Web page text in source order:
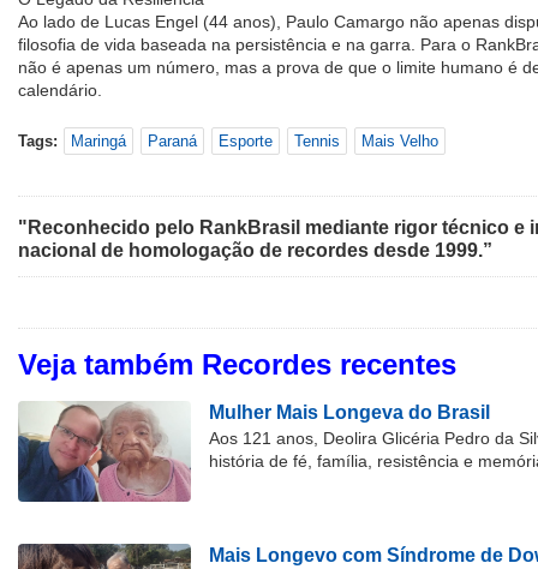
Ao lado de Lucas Engel (44 anos), Paulo Camargo não apenas
filosofia de vida baseada na persistência e na garra. Para o
não é apenas um número, mas a prova de que o limite humano é
calendário.
Tags: Maringá Paraná Esporte Tennis Mais Velho
"Reconhecido pelo RankBrasil mediante rigor técnico e
nacional de homologação de recordes desde 1999.”
Veja também Recordes recentes
Mulher Mais Longeva do Brasil
Aos 121 anos, Deolira Glicéria Pedro da
história de fé, família, resistência e
Mais Longevo com Síndrome de